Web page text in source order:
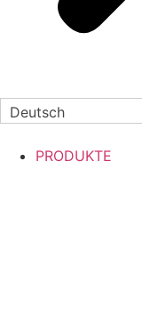
Deutsch
PRODUKTE